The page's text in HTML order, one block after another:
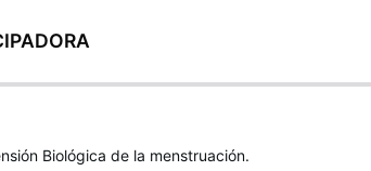
Biológica de la menstruación.